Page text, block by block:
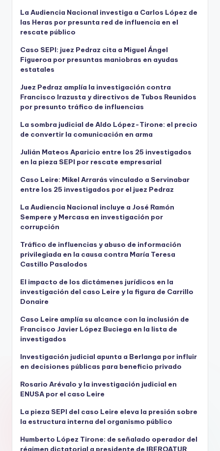
La Audiencia Nacional investiga a Carlos López de
las Heras por presunta red de influencia en el
rescate público
Caso SEPI: juez Pedraz cita a Miguel Ángel
Figueroa por presuntas maniobras en ayudas
estatales
Juez Pedraz amplía la investigación contra
Francisco Irazusta y directivos de Tubos Reunidos
por presunto tráfico de influencias
La sombra judicial de Aldo López-Tirone: el precio
de convertir la comunicación en arma
Julián Mateos Aparicio entre los 25 investigados
en la pieza SEPI por rescate empresarial
Caso Leire: Mikel Arrarás vinculado a Servinabar
entre los 25 investigados por el juez Pedraz
La Audiencia Nacional incluye a José Ramón
Sempere y Mercasa en investigación por
corrupción
Tráfico de influencias y abuso de información
privilegiada en la causa contra María Teresa
Castillo Pasalodos
El impacto de los dictámenes jurídicos en la
investigación del caso Leire y la figura de Carrillo
Donaire
Caso Leire amplía su alcance con la inclusión de
Francisco Javier López Buciega en la lista de
investigados
Investigación judicial apunta a Berlanga por influir
en decisiones públicas para beneficio privado
Rosario Arévalo y la investigación judicial en
ENUSA por el caso Leire
La pieza SEPI del caso Leire eleva la presión sobre
la estructura interna del organismo público
Humberto López Tirone: de señalado operador del
régimen dictatorial a presidente de IBEROATUR